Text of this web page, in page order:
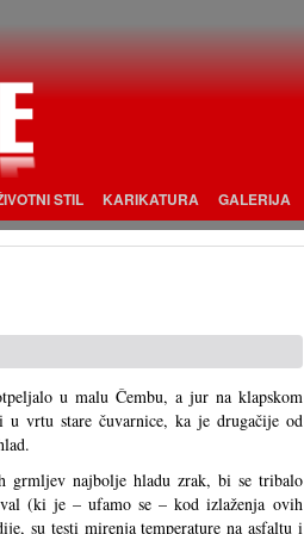
STIL KARIKATURA GALERIJA
u malu Čembu, a jur na klapskom
vrtu stare čuvarnice, ka je drugačije od
grmljev najbolje hladu zrak, bi se tribalo
(ki je – ufamo se – kod izlaženja ovih
su testi mirenja temperature na asfaltu i